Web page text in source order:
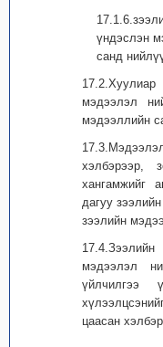
үндэслэн
санд
мэдээлэл
мэдээллийн
хэлбэрээр,
хангамжийг
дагуу
зээлийн
мэдээлэл
үйлчилгээ
цаасан